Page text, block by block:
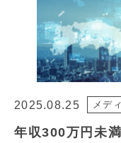
2025.08.25 メデ
年収300万円未